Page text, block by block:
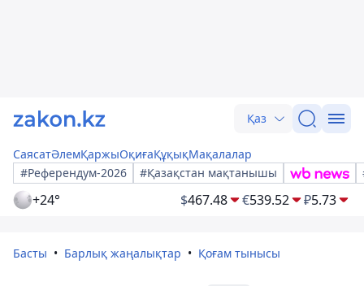
Қаз
СаясатӘлемҚаржыОқиғаҚұқықМақалалар
#Референдум-2026
#Қазақстан мақтанышы
+24° $467.48 €539.52 ₽5.73
Басты Барлық жаңалықтар Қоғам тынысы